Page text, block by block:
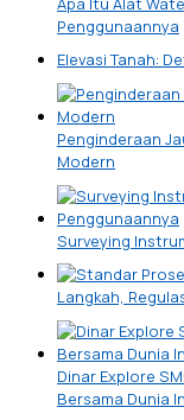
Penggunaannya
Elevasi Tanah:
Penginderaan
Modern
Surveying
Langkah,
Dinar Explore
Bersama Dunia